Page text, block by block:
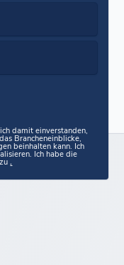
damit einverstanden,
Brancheneinblicke,
beinhalten kann. Ich
Ich habe die
zu.